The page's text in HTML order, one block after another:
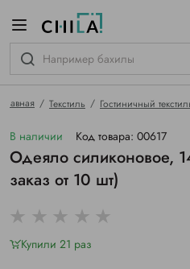
Главная Текстиль Гостиничный
В наличии Код товара: 00617
Одеяло силиконовое,
заказ от 10 шт)
Купили 21 раз
гамме